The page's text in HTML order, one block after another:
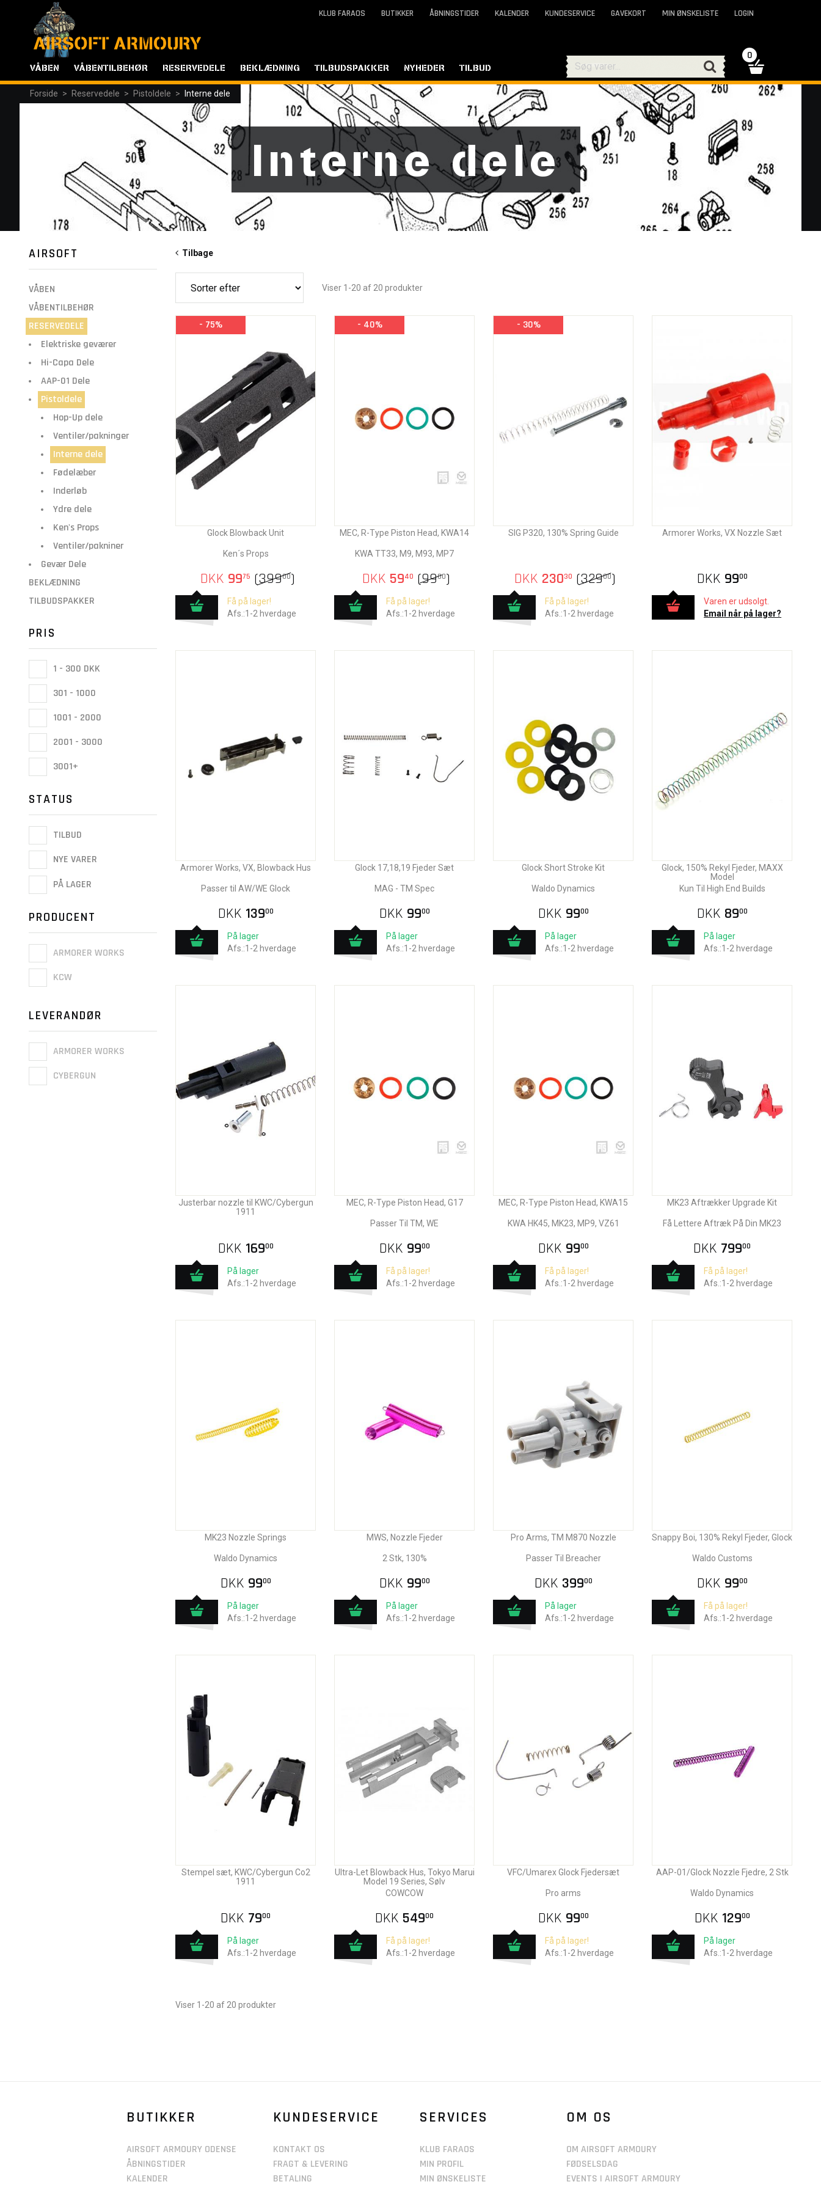
Forside > Reservedele > Pistoldele > Interne dele
Interne dele
AIRSOFT
VÅBEN
VÅBENTILBEHØR
RESERVEDELE
Elektriske geværer
Hi-Capa Dele
AAP-01 Dele
Pistoldele
Hop-Up dele
Ventiler/pakninger
Interne dele
Fødelæber
Inderløb
Ydre dele
Ken's Props
Ventiler/pakniner
Gevær Dele
BEKLÆDNING
TILBUDSPAKKER
PRIS
1 - 300 DKK
301 - 1000
1001 - 2000
2001 - 3000
3001+
STATUS
TILBUD
NYE VARER
PÅ LAGER
PRODUCENT
ARMORER WORKS
KCW
LEVERANDØR
ARMORER WORKS
CYBERGUN
Tilbage
Viser 1-20 af 20 produkter
- 75%
Glock Blowback Unit
Ken´s Props
DKK 9975 (39900)
Få på lager!
Afs.:1-2 hverdage
- 40%
MEC, R-Type Piston Head, KWA14
KWA TT33, M9, M93, MP7
DKK 5940 (9900)
Få på lager!
Afs.:1-2 hverdage
- 30%
SIG P320, 130% Spring Guide
DKK 23030 (32900)
Få på lager!
Afs.:1-2 hverdage
Armorer Works, VX Nozzle Sæt
DKK 9900
Varen er udsolgt.
Email når på lager?
Armorer Works, VX, Blowback Hus
Passer til AW/WE Glock
DKK 13900
På lager
Afs.:1-2 hverdage
Glock 17,18,19 Fjeder Sæt
MAG - TM Spec
DKK 9900
På lager
Afs.:1-2 hverdage
Glock Short Stroke Kit
Waldo Dynamics
DKK 9900
På lager
Afs.:1-2 hverdage
Glock, 150% Rekyl Fjeder, MAXX
Model
Kun Til High End Builds
DKK 8900
På lager
Afs.:1-2 hverdage
Justerbar nozzle til KWC/Cybergun
1911
DKK 16900
På lager
Afs.:1-2 hverdage
MEC, R-Type Piston Head, G17
Passer Til TM, WE
DKK 9900
Få på lager!
Afs.:1-2 hverdage
MEC, R-Type Piston Head, KWA15
KWA HK45, MK23, MP9, VZ61
DKK 9900
Få på lager!
Afs.:1-2 hverdage
MK23 Aftrækker Upgrade Kit
Få Lettere Aftræk På Din MK23
DKK 79900
Få på lager!
Afs.:1-2 hverdage
MK23 Nozzle Springs
Waldo Dynamics
DKK 9900
På lager
Afs.:1-2 hverdage
MWS, Nozzle Fjeder
2 Stk, 130%
DKK 9900
På lager
Afs.:1-2 hverdage
Pro Arms, TM M870 Nozzle
Passer Til Breacher
DKK 39900
På lager
Afs.:1-2 hverdage
Snappy Boi, 130% Rekyl Fjeder, Glock
Waldo Customs
DKK 9900
Få på lager!
Afs.:1-2 hverdage
Stempel sæt, KWC/Cybergun Co2
1911
DKK 7900
På lager
Afs.:1-2 hverdage
Ultra-Let Blowback Hus, Tokyo Marui
Model 19 Series, Sølv
COWCOW
DKK 54900
Få på lager!
Afs.:1-2 hverdage
VFC/Umarex Glock Fjedersæt
Pro arms
DKK 9900
Få på lager!
Afs.:1-2 hverdage
AAP-01/Glock Nozzle Fjedre, 2 Stk
Waldo Dynamics
DKK 12900
På lager
Afs.:1-2 hverdage
Viser 1-20 af 20 produkter
KLUB FARAOS BUTIKKER ÅBNINGSTIDER KALENDER KUNDESERVICE GAVEKORT MIN ØNSKELISTE LOGIN
VÅBEN VÅBENTILBEHØR RESERVEDELE BEKLÆDNING TILBUDSPAKKER NYHEDER TILBUD
0
BUTIKKER
AIRSOFT ARMOURY ODENSE
ÅBNINGSTIDER
KALENDER
KUNDESERVICE
KONTAKT OS
FRAGT & LEVERING
BETALING
SERVICES
KLUB FARAOS
MIN PROFIL
MIN ØNSKELISTE
OM OS
OM AIRSOFT ARMOURY
FØDSELSDAG
EVENTS I AIRSOFT ARMOURY